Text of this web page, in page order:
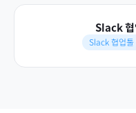
Slack
Slack 협업